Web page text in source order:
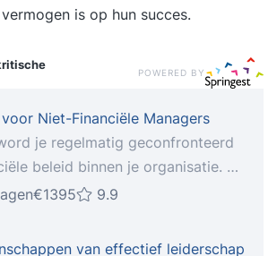
is op hun succes.
POWERED BY
Niet-Financiële Managers
je regelmatig geconfronteerd
beleid binnen je organisatie. Je
financiële consequenties van
doorzien. Toch is het
en budgetten voor veel
€1395 9.9
van effectief leiderschap